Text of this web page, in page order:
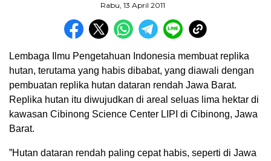
Rabu, 13 April 2011
Lembaga Ilmu Pengetahuan Indonesia membuat replika
hutan, terutama yang habis dibabat, yang diawali dengan
pembuatan replika hutan dataran rendah Jawa Barat.
Replika hutan itu diwujudkan di areal seluas lima hektar di
kawasan Cibinong Science Center LIPI di Cibinong, Jawa
Barat.
”Hutan dataran rendah paling cepat habis, seperti di Jawa